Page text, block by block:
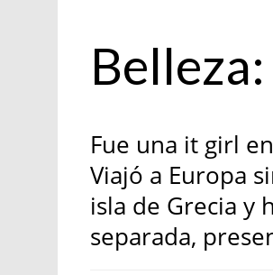
Fue una it girl
Viajó a Europa
isla de Grecia y
separada,